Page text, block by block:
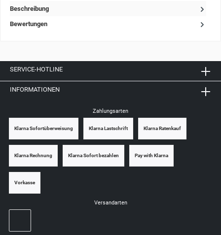
Beschreibung
Bewertungen
SERVICE-HOTLINE
INFORMATIONEN
Zahlungsarten
Klarna Sofortüberweisung Klarna Lastschrift Klarna Ratenkauf
Klarna Rechnung Klarna Sofort bezahlen Pay with Klarna
Vorkasse
Versandarten